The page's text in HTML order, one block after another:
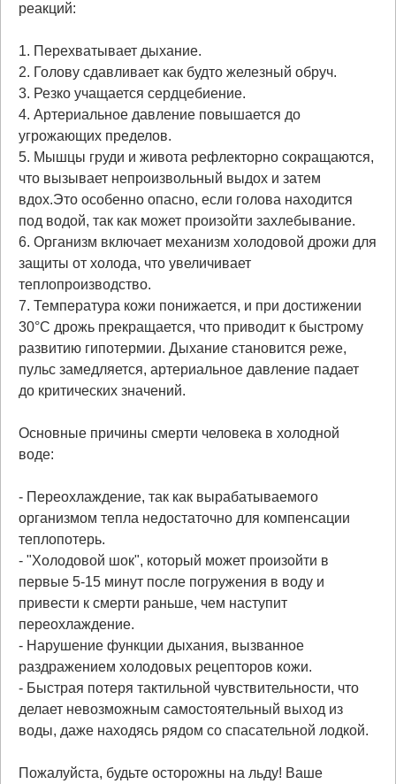
реакций:
1. Перехватывает дыхание.
2. Голову сдавливает как будто железный обруч.
3. Резко учащается сердцебиение.
4. Артериальное давление повышается до
угрожающих пределов.
5. Мышцы груди и живота рефлекторно сокращаются,
что вызывает непроизвольный выдох и затем
вдох.Это особенно опасно, если голова находится
под водой, так как может произойти захлебывание.
6. Организм включает механизм холодовой дрожи для
защиты от холода, что увеличивает
теплопроизводство.
7. Температура кожи понижается, и при достижении
30°С дрожь прекращается, что приводит к быстрому
развитию гипотермии. Дыхание становится реже,
пульс замедляется, артериальное давление падает
до критических значений.
Основные причины смерти человека в холодной
воде:
- Переохлаждение, так как вырабатываемого
организмом тепла недостаточно для компенсации
теплопотерь.
- "Холодовой шок", который может произойти в
первые 5-15 минут после погружения в воду и
привести к смерти раньше, чем наступит
переохлаждение.
- Нарушение функции дыхания, вызванное
раздражением холодовых рецепторов кожи.
- Быстрая потеря тактильной чувствительности, что
делает невозможным самостоятельный выход из
воды, даже находясь рядом со спасательной лодкой.
Пожалуйста, будьте осторожны на льду! Ваше